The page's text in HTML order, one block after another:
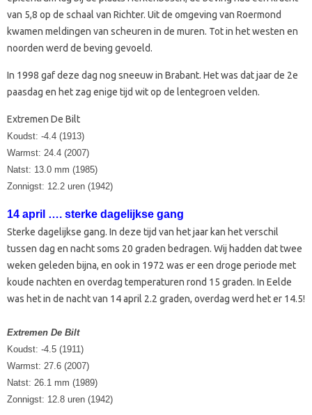
van 5,8 op de schaal van Richter. Uit de omgeving van Roermond
kwamen meldingen van scheuren in de muren. Tot in het westen en
noorden werd de beving gevoeld.
In 1998 gaf deze dag nog sneeuw in Brabant. Het was dat jaar de 2e
paasdag en het zag enige tijd wit op de lentegroen velden.
Extremen De Bilt
Koudst: -4.4 (1913)
Warmst: 24.4 (2007)
Natst: 13.0 mm (1985)
Zonnigst: 12.2 uren (1942)
14 april …. sterke dagelijkse gang
Sterke dagelijkse gang. In deze tijd van het jaar kan het verschil
tussen dag en nacht soms 20 graden bedragen. Wij hadden dat twee
weken geleden bijna, en ook in 1972 was er een droge periode met
koude nachten en overdag temperaturen rond 15 graden. In Eelde
was het in de nacht van 14 april 2.2 graden, overdag werd het er 14.5!
Extremen De Bilt
Koudst: -4.5 (1911)
Warmst: 27.6 (2007)
Natst: 26.1 mm (1989)
Zonnigst: 12.8 uren (1942)